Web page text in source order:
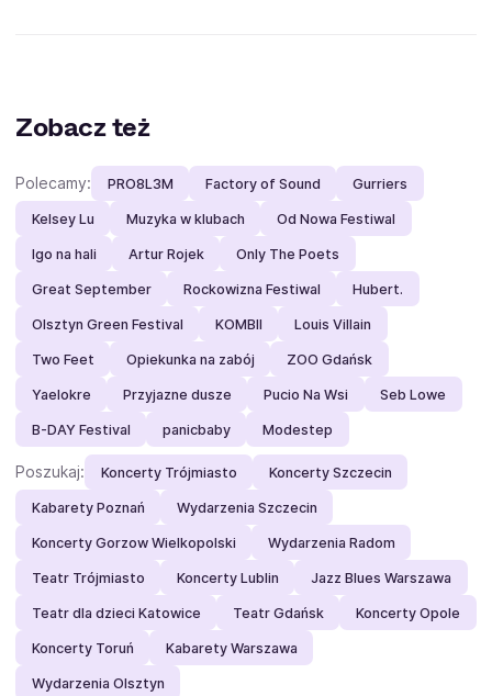
Zobacz też
Polecamy: PRO8L3M Factory of Sound Gurriers
Kelsey Lu Muzyka w klubach Od Nowa Festiwal
Igo na hali Artur Rojek Only The Poets
Great September Rockowizna Festiwal Hubert.
Olsztyn Green Festival KOMBII Louis Villain
Two Feet Opiekunka na zabój ZOO Gdańsk
Yaelokre Przyjazne dusze Pucio Na Wsi Seb Lowe
B-DAY Festival panicbaby Modestep
Poszukaj: Koncerty Trójmiasto Koncerty Szczecin
Kabarety Poznań Wydarzenia Szczecin
Koncerty Gorzow Wielkopolski Wydarzenia Radom
Teatr Trójmiasto Koncerty Lublin Jazz Blues Warszawa
Teatr dla dzieci Katowice Teatr Gdańsk Koncerty Opole
Koncerty Toruń Kabarety Warszawa
Wydarzenia Olsztyn